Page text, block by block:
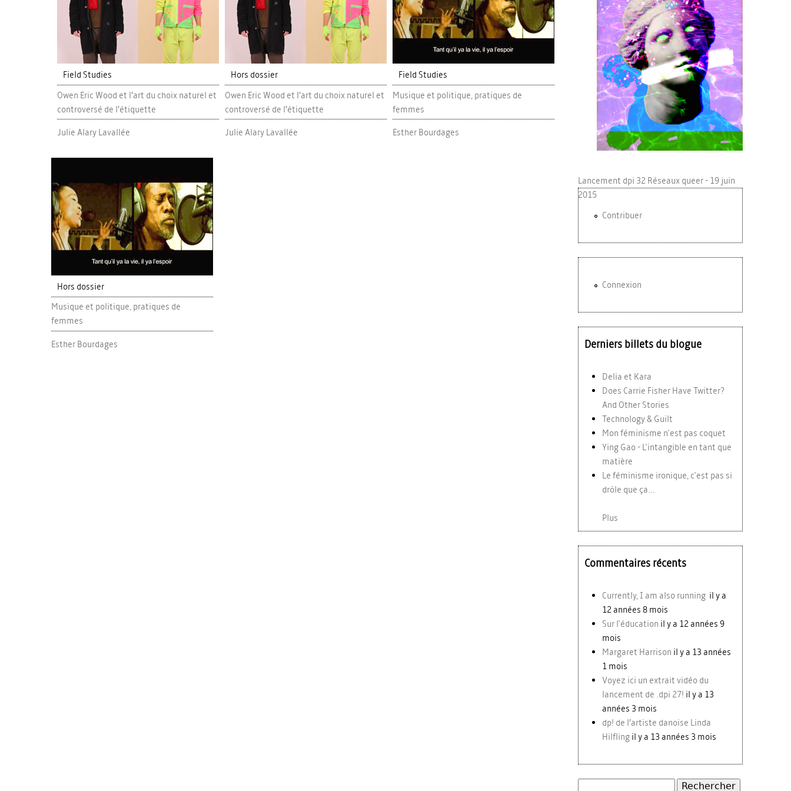
Field Studies
Owen Eric Wood et l’art du choix naturel et
controversé de l’étiquette
Julie Alary Lavallée
Hors dossier
Owen Eric Wood et l’art du choix naturel et
controversé de l’étiquette
Julie Alary Lavallée
Field Studies
Musique et politique, pratiques de
femmes
Esther Bourdages
image1_photo_principale275.png
Hors dossier
Musique et politique, pratiques de
femmes
Esther Bourdages
Lancement dpi 32 Réseaux queer - 19 juin
2015
Contribuer
Connexion
Derniers billets du blogue
Delia et Kara
Does Carrie Fisher Have Twitter?
And Other Stories
Technology & Guilt
Mon féminisme n'est pas coquet
Ying Gao - L'intangible en tant que
matière
Le féminisme ironique, c'est pas si
drôle que ça...
Plus
Commentaires récents
Currently, I am also running il y a
12 années 8 mois
Sur l'éducation il y a 12 années 9
mois
Margaret Harrison il y a 13 années
1 mois
Voyez ici un extrait vidéo du
lancement de .dpi 27! il y a 13
années 3 mois
dp! de l’artiste danoise Linda
Hilfling il y a 13 années 3 mois